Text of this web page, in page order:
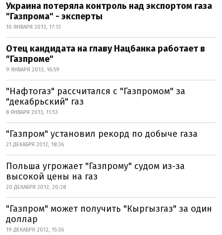
Украина потеряла контроль над экспортом газа
"Газпрома" - эксперты
10 ЯНВАРЯ 2013, 17:13
Отец кандидата на главу Нацбанка работает в
"Газпроме"
9 ЯНВАРЯ 2013, 16:59
"Нафтогаз" рассчитался с "Газпромом" за
"декабрьский" газ
8 ЯНВАРЯ 2013, 11:53
"Газпром" установил рекорд по добыче газа
21 ДЕКАБРЯ 2012, 18:36
Польша угрожает "Газпрому" судом из-за
высокой цены на газ
20 ДЕКАБРЯ 2012, 20:28
"Газпром" может получить "Кыргызгаз" за один
доллар
19 ДЕКАБРЯ 2012, 15:36